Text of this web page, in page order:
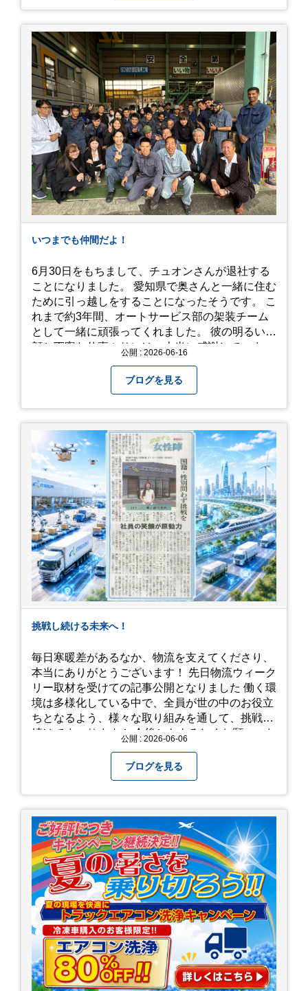
力は、なんといってもそのスケール感。約18,000
平方メートルの広大な敷地に、なんと250種類以
上・約20,000株ものアジサイが植えられていま
す。 山肌を埋め尽くすように咲き誇るブルー、ピ
ンク、紫のアジサイは圧巻の一言。 歩道が整備さ
れているので、アジサイの中に囲まれるような感
覚で散策を楽しめます。 写真好きにはたまらない
「フォトジェニック」な景色 あじさい屋敷は、ど
こを切り取っても絵になる場所ばかり。 高い場所
からの眺望: 敷地が高い位置にあるため、あじさ
い越しに広がる茂原の景色を一望できます。 小道
での撮影: アジサイの小道を歩いている後ろ姿
は、とても幻想的で素敵な写真になりますよ。 梅
雨の季節特有の「しっとりと濡れたアジサイ」も
素敵ですし、晴れた日の「キラキラした光を浴び
たアジサイ」も最高です。ぜひカメラを持って出
やすい靴で: 山の斜面を利用した農園ですので、
歩き慣れた靴で行くのが安心です。 雨対策: 雨上
がりは足元が少し滑りやすくなることがありま
す。タオルや雨具を用意しておくと安心ですね。
開花時期のチェック: その年の気候によって見頃
が少し前後します。出かける前に必ず公式情報や
SNSで見頃を確認しましょう！ おわりに 梅雨の
時期を「我慢する期間」から「お出かけを楽しむ
期間」に変えてくれる、そんな素敵な場所です。
いです！
いつまでも仲間だよ！
6月30日をもちまして、チュオンさんが退社する
ことになりました。 愛知県で奥さんと一緒に住む
ために引っ越しをすることになったそうです。 こ
れまで約3年間、オートサービス部の架装チーム
として一緒に頑張ってくれました。 彼の明るい笑
顔と丁寧な仕事ぶりには、本当に感謝していま
撮影した記念写真を添付します。 チュオンさんの
今後のご活躍と新しいスタートを、みんなで応援
しましょう！ チュオンさん、今まで本当にありが
とうございました！
公開 : 2026-06-16
ブログを見る
挑戦し続ける未来へ！
毎日寒暖差があるなか、物流を支えてくださり、
本当にありがとうございます！ 先日物流ウィーク
リー取材を受けての記事公開となりました 働く環
境は多様化している中で、全員が世の中のお役立
ちとなるよう、様々な取り組みを通して、挑戦を
続けてまいります！ 今後ともよろしくお願いいた公開 : 2026-06-06
ブログを見る